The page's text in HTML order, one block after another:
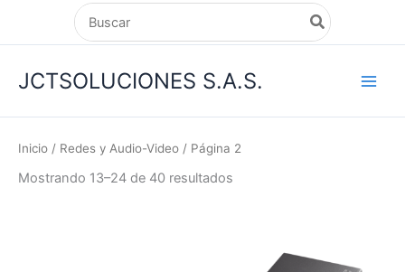
Search
for:
JCTSOLUCIONES S.A.S.
Inicio / Redes y Audio-Video / Página 2
Mostrando 13–24 de 40 resultados